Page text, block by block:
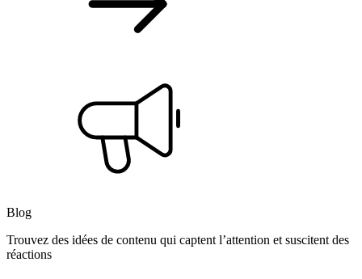
Blog
Trouvez des idées de contenu qui captent l’attention et suscitent des
réactions